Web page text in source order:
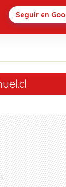
Seguir en